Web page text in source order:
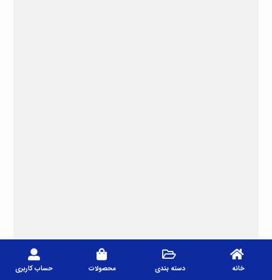
خانه دسته بندی محصولات حساب کاربری